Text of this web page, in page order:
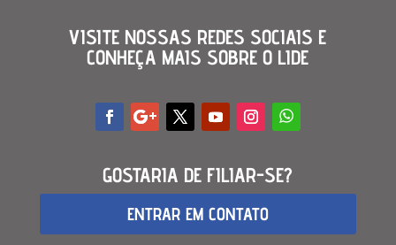
VISITE NOSSAS REDES SOCIAIS E
CONHEÇA MAIS SOBRE O LIDE
GOSTARIA DE FILIAR-SE?
ENTRAR EM CONTATO